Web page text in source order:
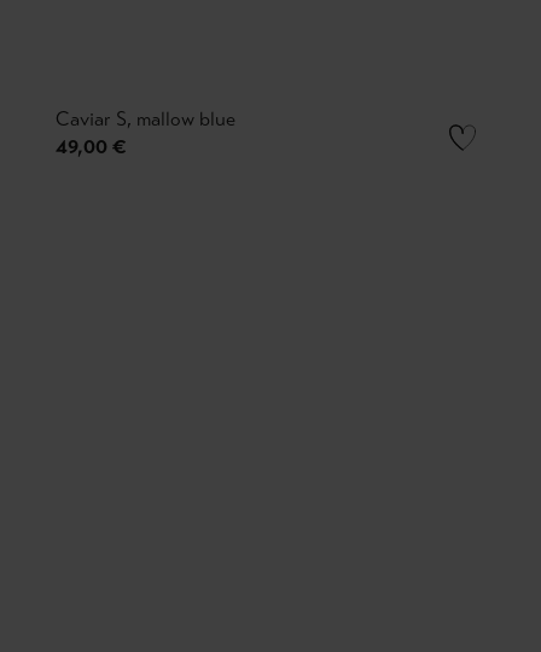
Caviar S, mallow blue
49,00 €